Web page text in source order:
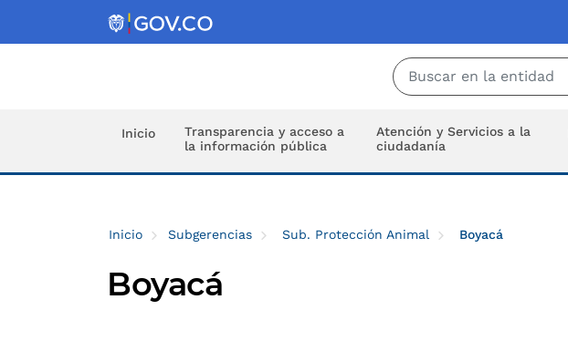
Inicio
Transparencia y acceso a
la información pública
Atención y Servicios a la
ciudadanía
Inicio Subgerencias Sub. Protección Animal Boyacá
Boyacá